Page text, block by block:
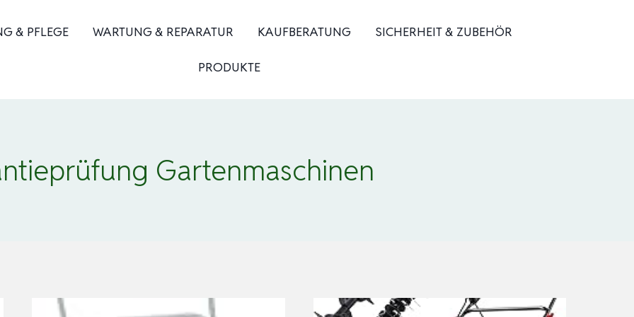
& PFLEGE WARTUNG & REPARATUR KAUFBERATUNG SICHERHEIT & ZUBEHÖR
PRODUKTE
Gartenmaschinen